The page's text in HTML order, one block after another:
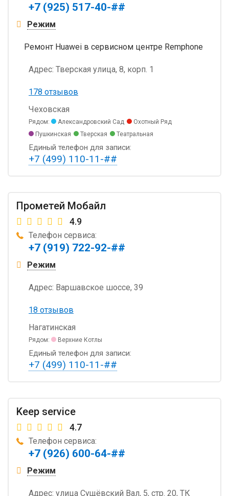
+7 (925) 517-40-##
Режим
Ремонт Huawei в сервисном центре Remphone
Адрес: Тверская улица, 8, корп. 1
178 отзывов
Чеховская
Рядом: Александровский Сад
Охотный Ряд
Пушкинская
Тверская Театральная
Единый телефон для записи:
+7 (499) 110-11-##
Прометей Мобайл
4.9
Телефон сервиса:
+7 (919) 722-92-##
Режим
Адрес: Варшавское шоссе, 39
18 отзывов
Нагатинская
Рядом: Верхние Котлы
Единый телефон для записи:
+7 (499) 110-11-##
Keep service
4.7
Телефон сервиса:
+7 (926) 600-64-##
Режим
Адрес: улица Сущёвский Вал, 5, стр. 20, ТК